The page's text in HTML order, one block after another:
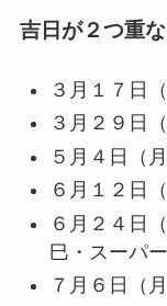
吉日が２つ重
３月１７日
３月２９日
５月４日（
６月１２日
６月２４日
巳・スーパー
７月６日（